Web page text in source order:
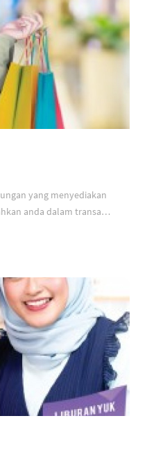
yang menyediakan
anda dalam transaksi